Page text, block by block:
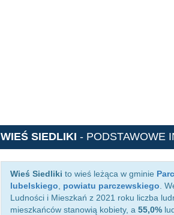
WIEŚ SIEDLIKI - PODSTAWOWE
Wieś Siedliki to wieś leżąca w gminie
lubelskiego
powiatu parczewskiego .
Ludności i Mieszkań z 2021 roku liczba
mieszkańców stanowią kobiety, a 55,0%